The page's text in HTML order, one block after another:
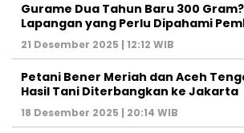
Gurame Dua Tahun Baru 300
Lapangan yang Perlu Dipahami
21 Desember 2025 | 12:12 WIB
Petani Bener Meriah dan Aceh
Hasil Tani Diterbangkan ke Jakarta
18 Desember 2025 | 20:14 WIB